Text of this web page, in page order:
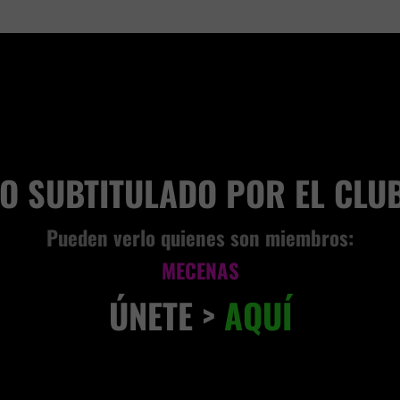
SUBTITULADO POR EL
Pueden verlo quienes son miembros:
MECENAS
ÚNETE > AQUÍ